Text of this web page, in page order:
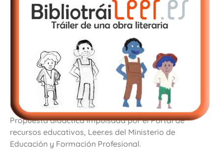
Propuesta didáctica impulsada por el Portal de
recursos educativos, Leer.es del Ministerio de
Educación y Formación Profesional.